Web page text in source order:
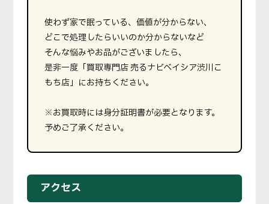
使わず家で眠っている、価値が分からない、
どこで処理したらいいのか分からないなど
そんな悩みやお品がございましたら、
是非一度「買取専門店 売るナビベイシア渋川こ
もち店」にお持ちください。
※お買取時には身分証明書が必要となります。
予めご了承ください。
アクセス